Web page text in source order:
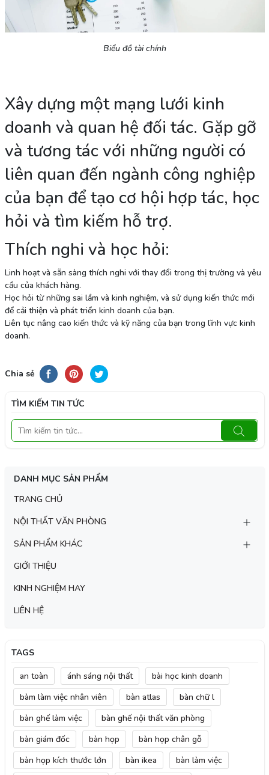
Biểu đồ tài chính
Xây dựng một mạng lưới kinh
doanh và quan hệ đối tác. Gặp gỡ
và tương tác với những người có
liên quan đến ngành công nghiệp
của bạn để tạo cơ hội hợp tác, học
hỏi và tìm kiếm hỗ trợ.
Thích nghi và học hỏi:
Linh hoạt và sẵn sàng thích nghi với thay đổi trong thị trường và yêu
cầu của khách hàng.
Học hỏi từ những sai lầm và kinh nghiệm, và sử dụng kiến thức mới
để cải thiện và phát triển kinh doanh của bạn.
Liên tục nâng cao kiến thức và kỹ năng của bạn trong lĩnh vực kinh
doanh.
Chia sẻ
TÌM KIẾM TIN TỨC
DANH MỤC SẢN PHẨM
TRANG CHỦ
NỘI THẤT VĂN PHÒNG
SẢN PHẨM KHÁC
GIỚI THIỆU
KINH NGHIỆM HAY
LIÊN HỆ
TAGS
an toàn ánh sáng nội thất
bài học kinh doanh
bàm làm việc nhân viên
bàn atlas
bàn chữ l
bàn ghế làm việc
bàn ghế nội thất văn phòng
bàn giám đốc
bàn họp
bàn họp chân gỗ
bàn họp kích thước lớn
bàn ikea
bàn làm việc